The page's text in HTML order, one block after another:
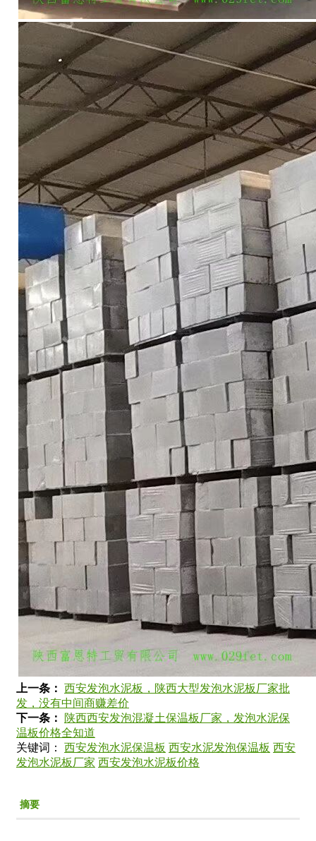
上一条： 西安发泡水泥板，陕西大型发泡水泥板厂家批
发，没有中间商赚差价
下一条：
陕西西安发泡混凝土保温板厂家，发泡水泥保
温板价格全知道
关键词： 西安发泡水泥保温板 西安水泥发泡保温板 西安
发泡水泥板厂家 西安发泡水泥板价格
摘要